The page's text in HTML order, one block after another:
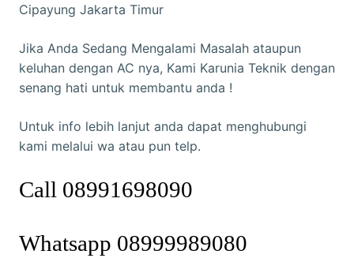
Cipayung Jakarta Timur
Jika Anda Sedang Mengalami Masalah ataupun
keluhan dengan AC nya, Kami Karunia Teknik dengan
senang hati untuk membantu anda !
Untuk info lebih lanjut anda dapat menghubungi
kami melalui wa atau pun telp.
Call 08991698090
Whatsapp 08999989080